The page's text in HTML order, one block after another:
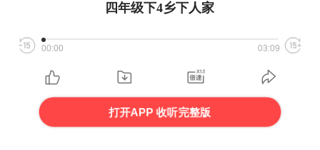
四年级下4乡下人家
00:00 03:09
打开APP 收听完整版